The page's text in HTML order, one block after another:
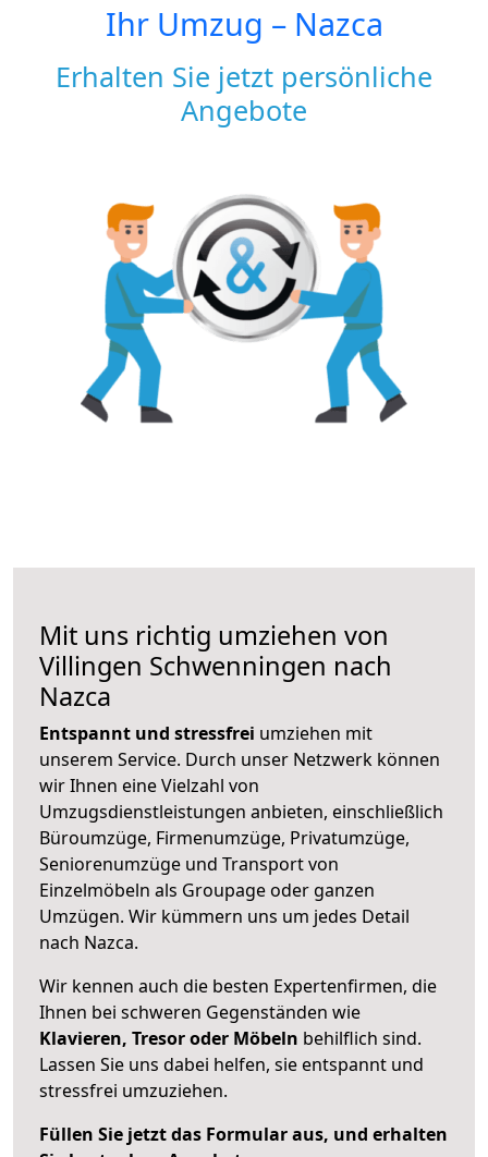
Ihr Umzug – Nazca
Erhalten Sie jetzt persönliche
Angebote
Mit uns richtig umziehen von
Villingen Schwenningen nach
Nazca
Entspannt und stressfrei umziehen mit
unserem Service. Durch unser Netzwerk können
wir Ihnen eine Vielzahl von
Umzugsdienstleistungen anbieten, einschließlich
Büroumzüge, Firmenumzüge, Privatumzüge,
Seniorenumzüge und Transport von
Einzelmöbeln als Groupage oder ganzen
Umzügen. Wir kümmern uns um jedes Detail
nach Nazca.
Wir kennen auch die besten Expertenfirmen, die
Ihnen bei schweren Gegenständen wie
Klavieren, Tresor oder Möbeln behilflich sind.
Lassen Sie uns dabei helfen, sie entspannt und
stressfrei umzuziehen.
Füllen Sie jetzt das Formular aus, und erhalten